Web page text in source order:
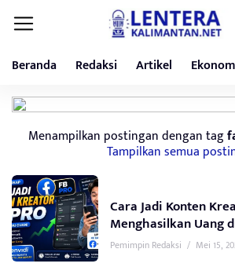
Beranda Redaksi Artikel
Menampilkan postingan dengan tag
Tampilkan semua
Cara Jadi Konten
Menghasilkan Uang
Pemimpin Redaksi / Mei 15,